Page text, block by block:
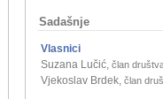
Sadašnje
Vlasnici
Suzana Lučić, član
Vjekoslav Brdek, član